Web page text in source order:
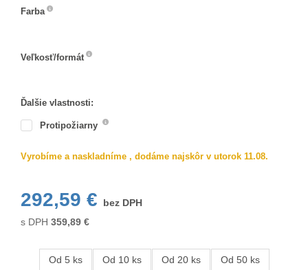
Farba
Veľkosť/formát
Ďalšie vlastnosti:
Protipožiarny
Vyrobíme a naskladníme , dodáme najskôr v utorok 11.08.
292,59 €
bez DPH
s DPH 359,89 €
Od 5 ks
Od 10 ks
Od 20 ks
Od 50 ks